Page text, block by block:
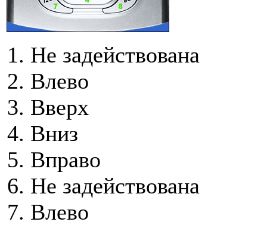
Не задействована
Влево
Вверх
Вниз
Вправо
Не задействована
Влево